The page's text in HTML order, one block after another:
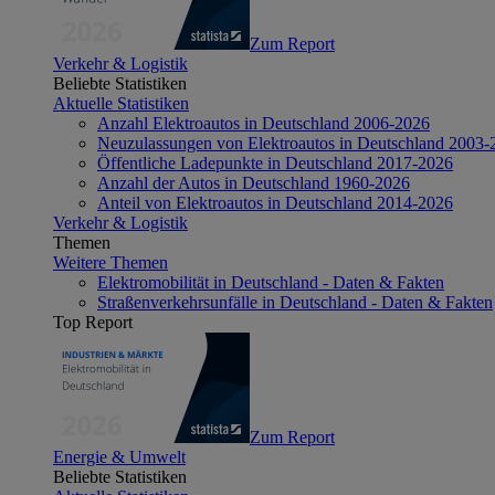
Zum Report
Verkehr & Logistik
Beliebte Statistiken
Aktuelle Statistiken
Anzahl Elektroautos in Deutschland 2006-2026
Neuzulassungen von Elektroautos in Deutschland 2003-
Öffentliche Ladepunkte in Deutschland 2017-2026
Anzahl der Autos in Deutschland 1960-2026
Anteil von Elektroautos in Deutschland 2014-2026
Verkehr & Logistik
Themen
Weitere Themen
Elektromobilität in Deutschland - Daten & Fakten
Straßenverkehrsunfälle in Deutschland - Daten & Fakten
Top Report
Zum Report
Energie & Umwelt
Beliebte Statistiken